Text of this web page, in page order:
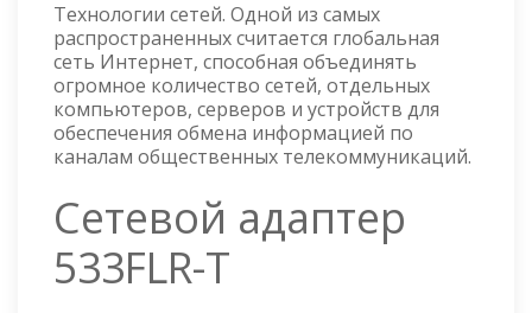
Технологии сетей. Одной из самых
распространенных считается глобальная
сеть Интернет, способная объединять
огромное количество сетей, отдельных
компьютеров, серверов и устройств для
обеспечения обмена информацией по
каналам общественных телекоммуникаций.
Сетевой адаптер
533FLR-T